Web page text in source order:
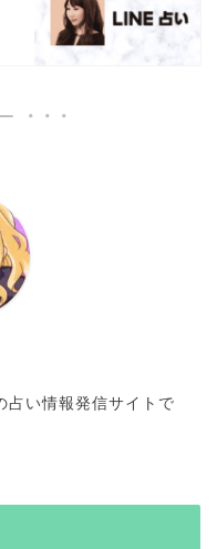
占い情報発信サイトで